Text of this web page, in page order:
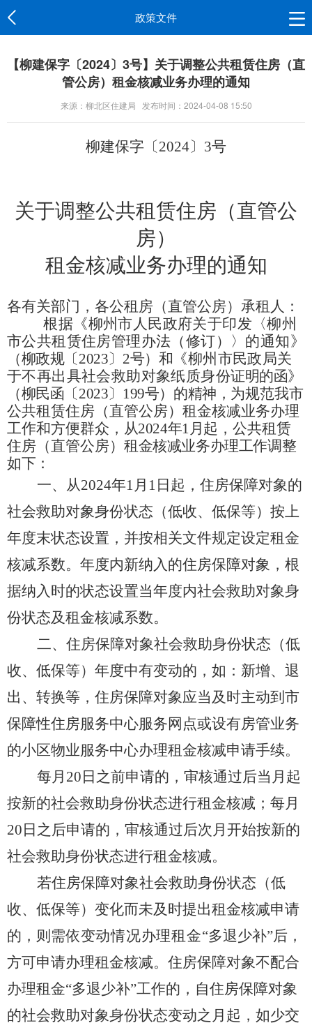
政策文件
【柳建保字〔2024〕3号】关于调整公共租赁住房（直
管公房）租金核减业务办理的通知
来源：柳北区住建局 发布时间：2024-04-08 15:50
柳建保字〔2024〕 3号
关于调整公共租赁住房（直管公
房）
租金核减业务办理的通知
各有关部门，各公租房（直管公房）承租人：
根据《柳州市人民政府关于印发〈柳州
市公共租赁住房管理办法（修订）〉的通知》
（柳政规〔2023〕 2号）和 《柳州市民政局关
于不再出具社会救助对象纸质身份证明的函》
（柳民函〔2023〕 199号）的精神， 为规范我市
公共租赁住房（直管公房）租金核减业务办理
工作和方便群众 ，从2024年1月起， 公共租赁
住房（直管公房） 租金核减业务办理工作调整
如下 ：
一、从2024年1月 1 日起，住房保障对象的
社会救助对象身份状态（低收、低保等）按上
年度末状态设置，并按相关文件规定设定租金
核减系数。年度内新纳入的住房保障对象，根
据纳入时的状态设置当年度内社会救助对象身
份状态及租金核减系数。
二、住房保障对象社会救助身份状态（低
收、低保等）年度中有变动的，如：新增、退
出、转换等，住房保障对象应当及时主动到市
保障性住房服务中心服务网点或设有房管业务
的小区物业服务中心办理租金核减申请手续。
每月 20 日之前申请的，审核通过后当月起
按新的社会救助身份状态进行租金核减；每月
20 日之后申请的，审核通过后次月开始按新的
社会救助身份状态进行租金核减。
若住房保障对象社会救助身份状态（低
收、低保等）变化而未及时提出租金核减申请
的，则需依变动情况办理租金“多退少补”后，
方可申请办理租金核减。住房保障对象不配合
办理租金“多退少补”工作的，自住房保障对象
的社会救助对象身份状态变动之月起，如少交